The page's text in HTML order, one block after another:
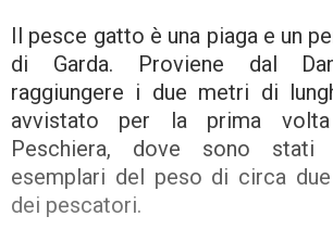
Il pesce gatto è una piaga e un
di Garda. Proviene dal
raggiungere i due metri di
avvistato per la prima
Peschiera, dove sono stati
esemplari del peso di circa
dei pescatori.